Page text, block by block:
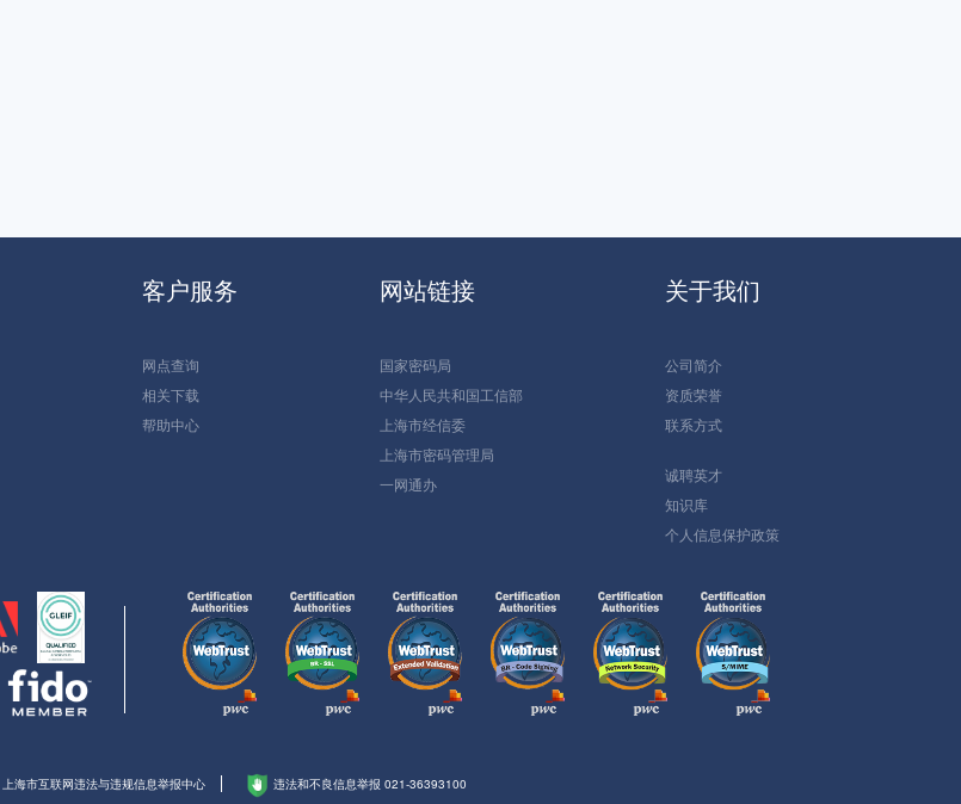
客户服务
网点查询
相关下载
帮助中心
网站链接
国家密码局
中华人民共和国工信部
上海市经信委
上海市密码管理局
一网通办
关于我们
公司简介
资质荣誉
联系方式
诚聘英才
知识库
个人信息保护政策
上海市互联网违法与违规信息举报中心 违法和不良信息举报 021-36393100